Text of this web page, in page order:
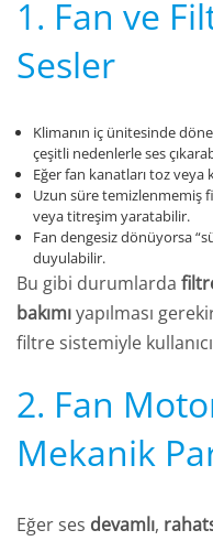
1. Fan ve
Sesler
Klimanın iç ünitesinde
çeşitli nedenlerle ses
Eğer fan kanatları toz
Uzun süre temizlenmemiş
veya titreşim yaratabilir.
Fan dengesiz dönüyorsa
duyulabilir.
Bu gibi durumlarda
bakımıyapılması
filtre sistemiyle
2. Fan
Mekanik
Eğer ses devamlı,